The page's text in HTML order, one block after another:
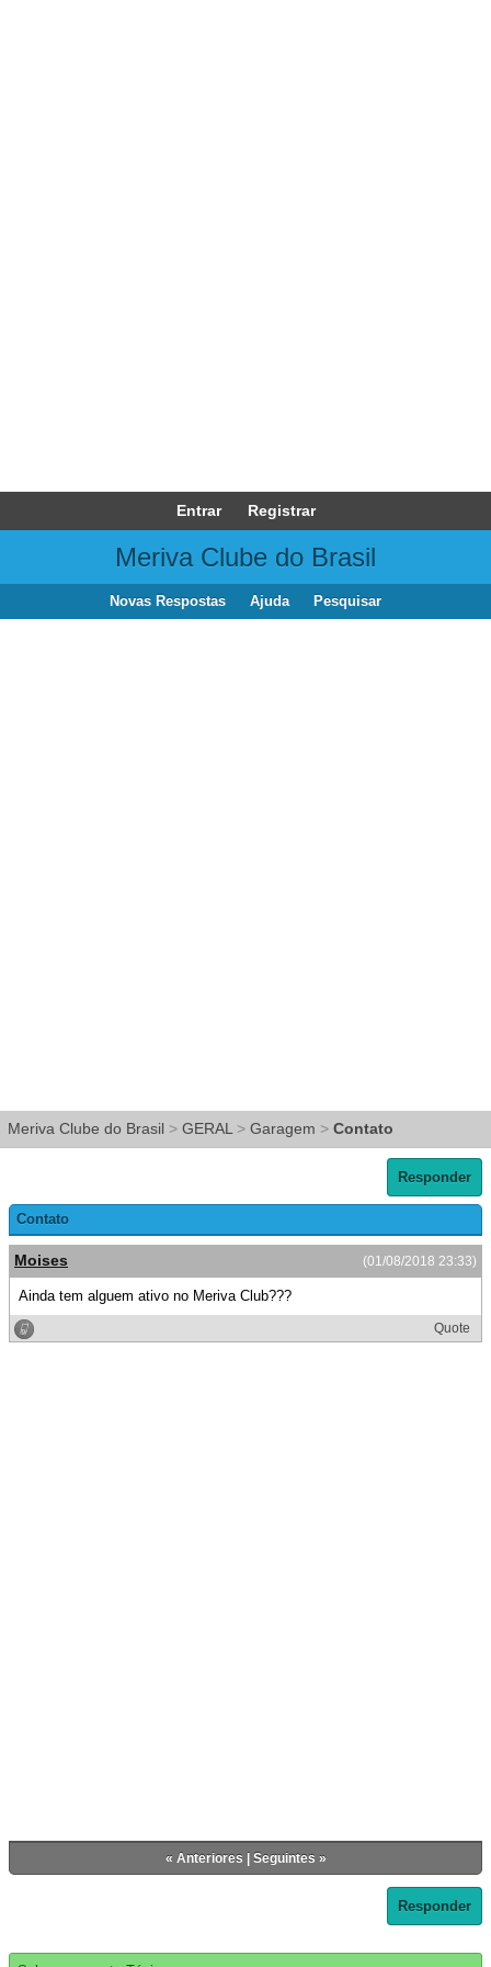
Entrar Registrar
Meriva Clube do Brasil
Novas Respostas Ajuda Pesquisar
Meriva Clube do Brasil > GERAL > Garagem > Contato
Responder
Contato
(01/08/2018 23:33)
Moises
Ainda tem alguem ativo no Meriva Club???
Quote
« Anteriores Seguintes »
Responder